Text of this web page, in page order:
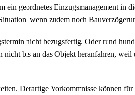
geordnetes Einzugsmanagement in
wenn zudem noch
nicht bezugsfertig. Oder rund
nicht bis an das Objekt heranfahren,
Derartige Vorkommnisse können